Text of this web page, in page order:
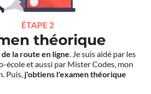
ÉTAPE 2
théorique
la route en ligne. Je suis aidé par les
école et aussi par Mister Codes, mon
Puis, j'obtiens l'examen théorique